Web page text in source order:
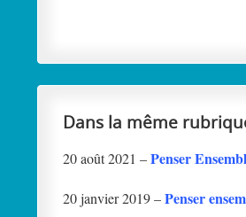
Dans la même
20 août 2021 –Penser
20 janvier 2019 –Penser